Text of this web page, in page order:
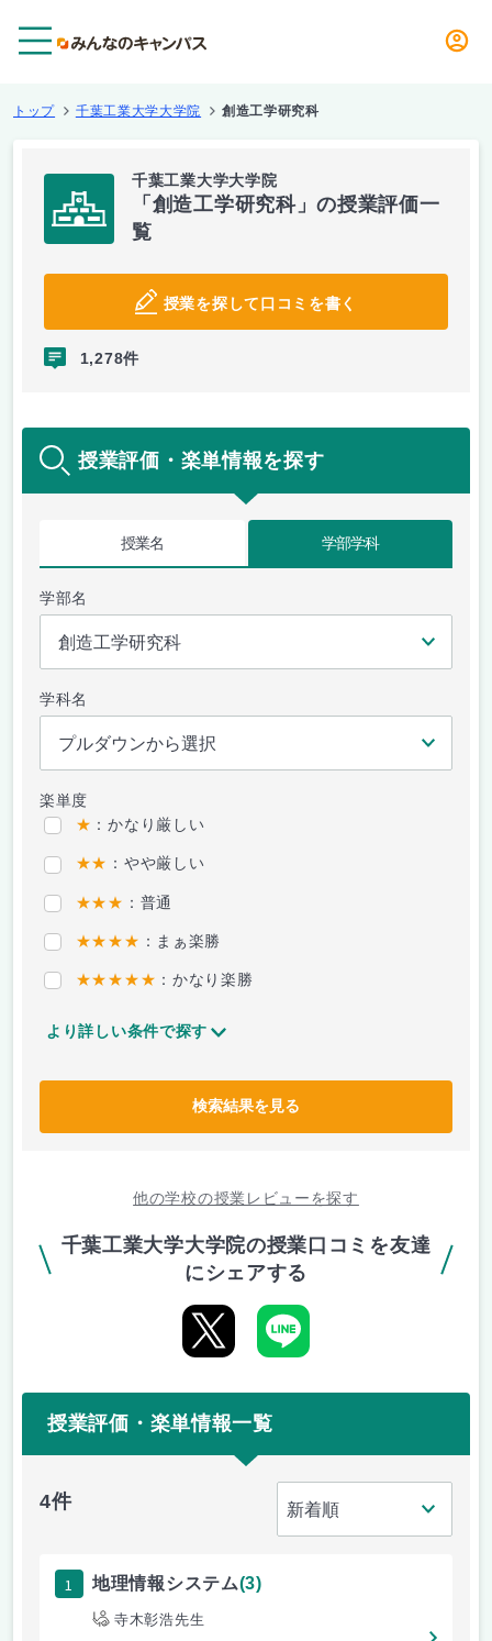
トップ 千葉工業大学大学院 創造工学研究科
千葉工業大学大学院
「創造工学研究科」の授業評価一
覧
授業を探して口コミを書く
1,278件
授業評価・楽単情報を探す
授業名 学部学科
学部名
学科名
楽単度
★ ：かなり厳しい
★★ ：やや厳しい
★★★ ：普通
★★★★ ：まぁ楽勝
★★★★★ ：かなり楽勝
より詳しい条件で探す
検索結果を見る
他の学校の授業レビューを探す
千葉工業大学大学院の授業口コミを友達
にシェアする
授業評価・楽単情報一覧
4件
1 地理情報システム(3)
寺木彰浩先生